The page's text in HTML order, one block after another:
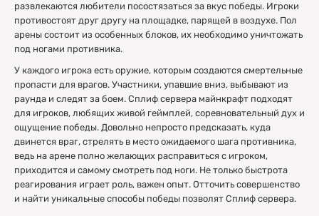
развлекаются любители посостязаться за вкус победы. Игроки
противостоят друг другу на площадке, парящей в воздухе. Пол
арены состоит из особенных блоков, их необходимо уничтожать
под ногами противника.
У каждого игрока есть оружие, которым создаются смертельные
пропасти для врагов. Участники, упавшие вниз, выбывают из
раунда и следят за боем. Сплиф сервера майнкрафт подходят
для игроков, любящих живой геймплей, соревновательный дух и
ощущение победы. Довольно непросто предсказать, куда
двинется враг, стрелять в место ожидаемого шага противника,
ведь на арене полно желающих расправиться с игроком,
приходится и самому смотреть под ноги. Не только быстрота
реагирования играет роль, важен опыт. Отточить совершенство
и найти уникальные способы победы позволят Сплиф сервера.